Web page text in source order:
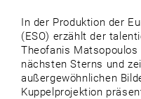
In der Produktion der
(ESO) erzählt der
Theofanis
nächsten Sterns und
außergewöhnlichen
Kuppelprojektion